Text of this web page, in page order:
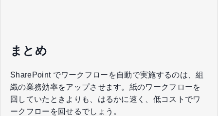
まとめ
SharePoint でワークフローを自動で実施するのは、組
織の業務効率をアップさせます。紙のワークフローを
回していたときよりも、はるかに速く、低コストでワ
ークフローを回せるでしょう。